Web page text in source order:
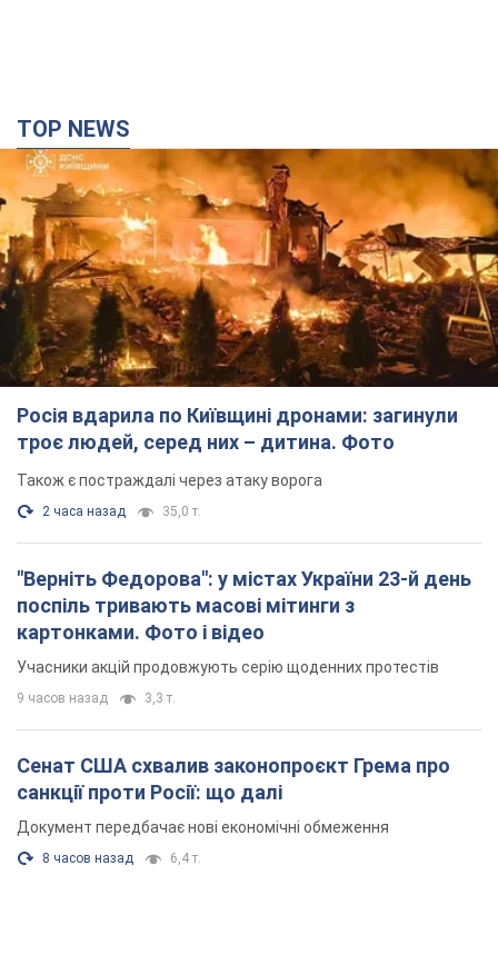
TOP NEWS
Росія вдарила по Київщині дронами: загинули
троє людей, серед них – дитина. Фото
Також є постраждалі через атаку ворога
2 часа назад 35,0 т.
"Верніть Федорова": у містах України 23-й день
поспіль тривають масові мітинги з
картонками. Фото і відео
Учасники акцій продовжують серію щоденних протестів
9 часов назад 3,3 т.
Сенат США схвалив законопроєкт Грема про
санкції проти Росії: що далі
Документ передбачає нові економічні обмеження
8 часов назад 6,4 т.